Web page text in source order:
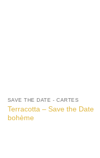
SAVE THE DATE - CARTES
Terracotta – Save the Date
bohème